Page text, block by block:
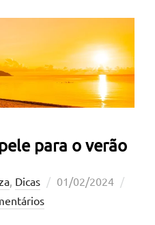
para o verão
, Dicas
Postado
01/02/2024